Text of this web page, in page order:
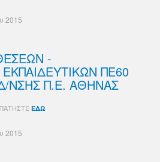
2015
-
ΠΕ60
ΝΣΗΣ Π.Ε. ΑΘΗΝΑΣ
ΕΔΩ
2015